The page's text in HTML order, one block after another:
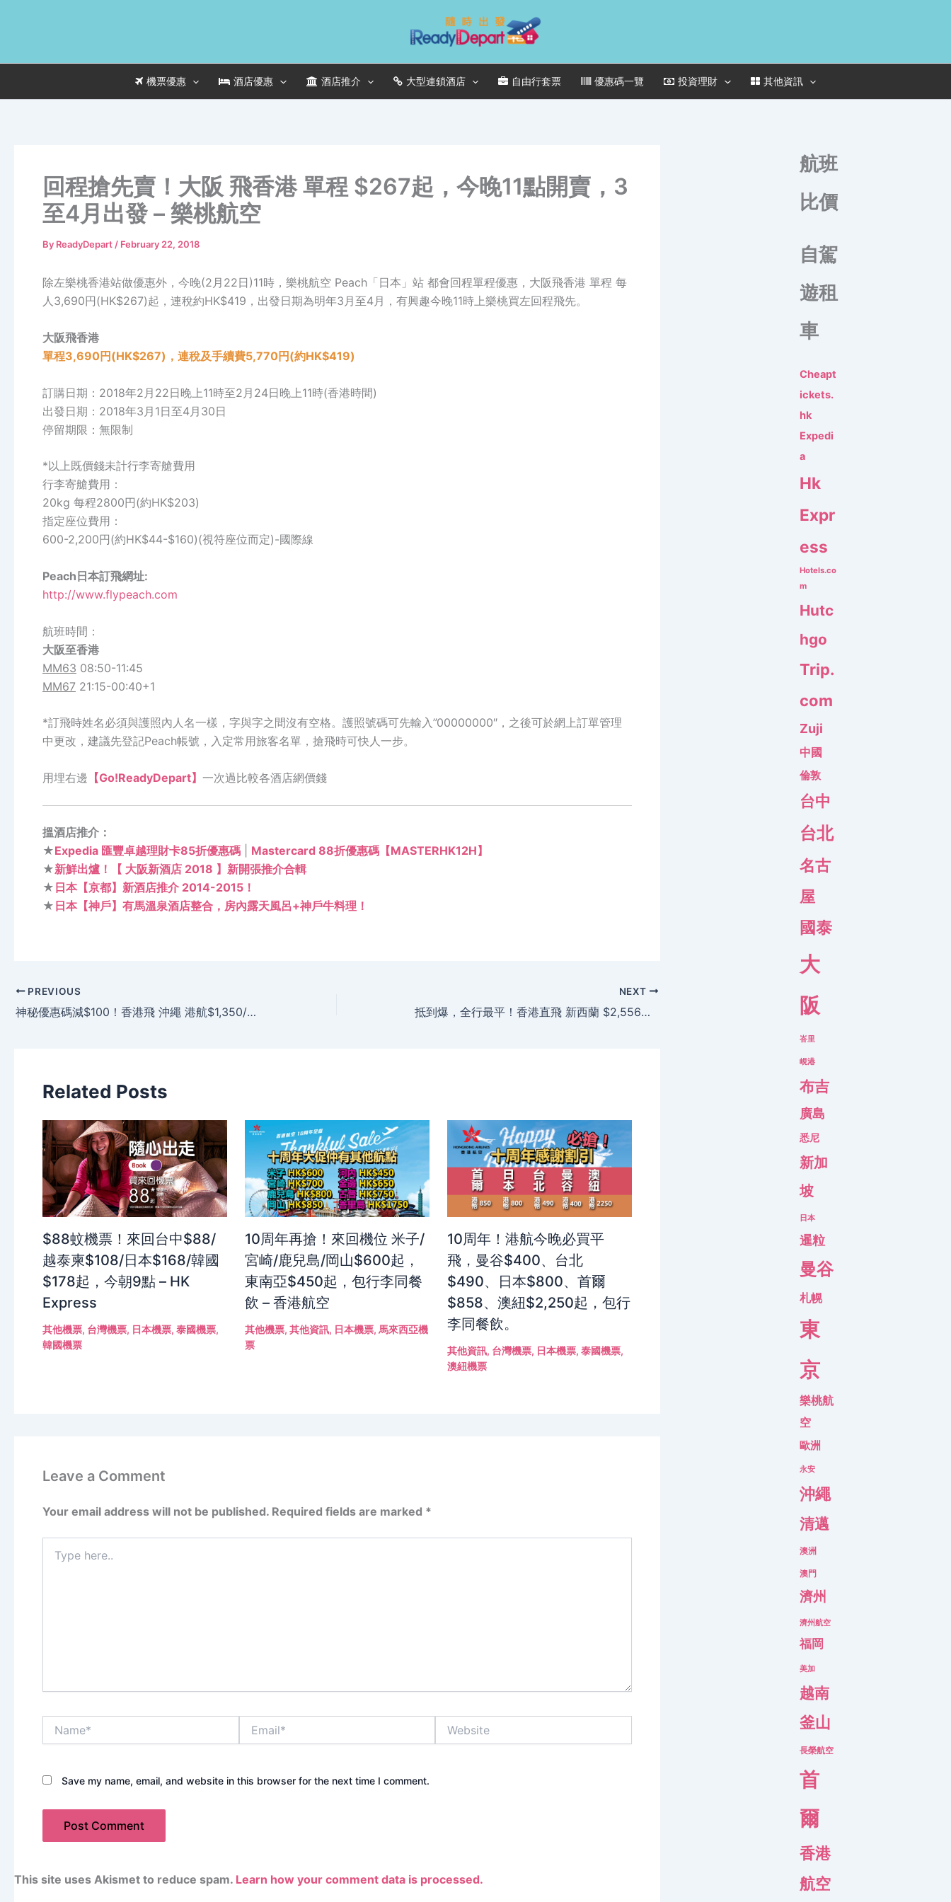
機票優惠 酒店優惠 酒店推介 大型連鎖酒店 自由行套票 優惠碼一覽 投資理財 其他資訊
回程搶先賣！大阪 飛香港 單程 $267起，今晚11點開賣，3
至4月出發 – 樂桃航空
By ReadyDepart / February 22, 2018
除左樂桃香港站做優惠外，今晚(2月22日)11時，樂桃航空 Peach「日本」站 都會回程單程優惠，大阪飛香港 單程 每
人3,690円(HK$267)起，連稅約HK$419，出發日期為明年3月至4月，有興趣今晚11時上樂桃買左回程飛先。
大阪飛香港
單程3,690円(HK$267)，連稅及手續費5,770円(約HK$419)
訂購日期：2018年2月22日晚上11時至2月24日晚上11時(香港時間)
出發日期：2018年3月1日至4月30日
停留期限：無限制
*以上既價錢未計行李寄艙費用
行李寄艙費用：
20kg 每程2800円(約HK$203)
指定座位費用：
600-2,200円(約HK$44-$160)(視符座位而定)-國際線
Peach日本訂飛網址:
http://www.flypeach.com
航班時間：
大阪至香港
MM63 08:50-11:45
MM67 21:15-00:40+1
*訂飛時姓名必須與護照內人名一樣，字與字之間沒有空格。護照號碼可先輸入”00000000″，之後可於網上訂單管理
中更改，建議先登記Peach帳號，入定常用旅客名單，搶飛時可快人一步。
用埋右邊 【Go!ReadyDepart】 一次過比較各酒店網價錢
搵酒店推介：
★Expedia 匯豐卓越理財卡85折優惠碼
Mastercard 88折優惠碼【MASTERHK12H】
★新鮮出爐！【 大阪新酒店 2018 】新開張推介合輯
★ 日本【京都】新酒店推介 2014-2015！
★ 日本【神戶】有馬溫泉酒店整合，房內露天風呂+神戶牛料理！
PREVIOUS
神秘優惠碼減$100！香港飛 沖繩 港航$1,350/國泰$2,090起，年底前出發 – Trip .com
NEXT
抵到爆，全行最平！香港直飛 新西蘭 $2,556起，12月底前出發 – 香港航空
Related Posts
$88蚊機票！來回台中$88/
越泰柬$108/日本$168/韓國
$178起，今朝9點 – HK
Express
其他機票, 台灣機票, 日本機票, 泰國機票,
韓國機票
10周年再搶！來回機位 米子/
宮崎/鹿兒島/岡山$600起，
東南亞$450起，包行李同餐
飲 – 香港航空
其他機票, 其他資訊, 日本機票, 馬來西亞機
票
10周年！港航今晚必買平
飛，曼谷$400、台北
$490、日本$800、首爾
$858、澳紐$2,250起，包行
李同餐飲。
其他資訊, 台灣機票, 日本機票, 泰國機票,
澳紐機票
Leave a Comment
Your email address will not be published. Required fields are marked *
here..
Save my name, email, and website in this browser for the next time I comment.
This site uses Akismet to reduce spam. Learn how your comment data is processed.
航班
比價
自駕
遊租
車
Cheapt
ickets.
hk
Expedi
a
Hk
Expr
ess
Hotels.co
m
Hutc
hgo
Trip.
com
Zuji
中國
倫敦
台中
台北
名古
屋
國泰
大
阪
峇里
峴港
布吉
廣島
悉尼
新加
坡
日本
暹粒
曼谷
札幌
東
京
樂桃航
空
歐洲
永安
沖繩
清邁
澳洲
澳門
濟州
濟州航空
福岡
美加
越南
釜山
長榮航空
首
爾
香港
航空